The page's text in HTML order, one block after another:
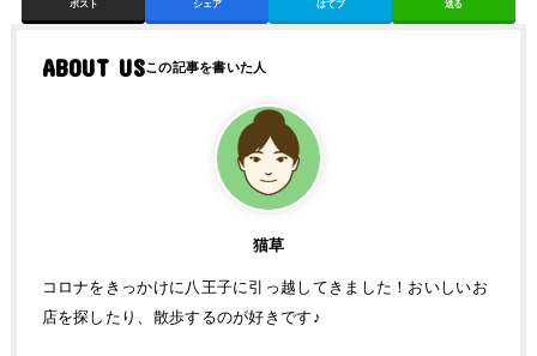
ポスト シェア はてブ 送る
ABOUT US
猫草
コロナをきっかけに八王子に引っ越してきました！おいしいお
店を探したり、散歩するのが好きです♪